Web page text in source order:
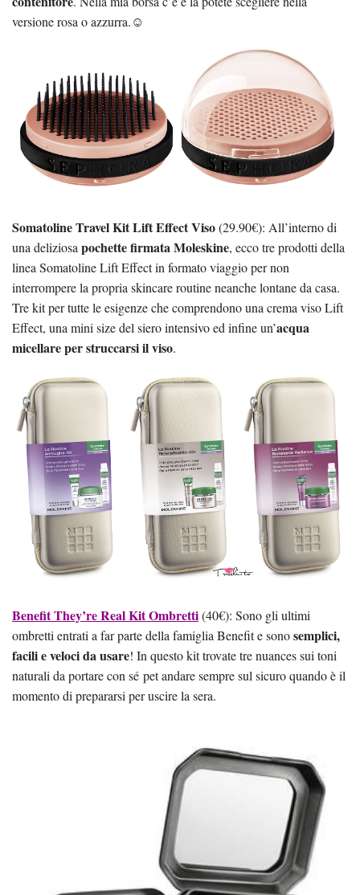
versione rosa o azzurra.☺
Somatoline Travel Kit Lift Effect Viso(29.90€): All’interno di
una deliziosa pochette firmata Moleskine, ecco tre prodotti della
linea Somatoline Lift Effect in formato viaggio per non
interrompere la propria skincare routine neanche lontane da casa.
Tre kit per tutte le esigenze che comprendono una crema viso Lift
Effect, una mini size del siero intensivo ed infine un’acqua
micellare per struccarsi il viso.
Benefit They’re Real Kit Ombretti(40€): Sono gli ultimi
ombretti entrati a far parte della famiglia Benefit e sonosemplici,
facili e veloci da usare! In questo kit trovate tre nuances sui toni
naturali da portare con sé pet andare sempre sul sicuro quando è il
momento di prepararsi per uscire la sera.